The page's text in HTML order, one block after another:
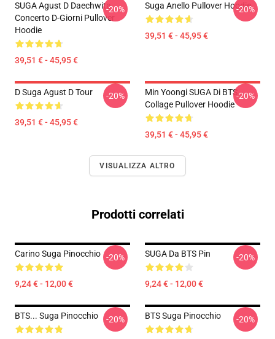
SUGA Agust D Daechwita
Concerto D-Giorni Pullover
Hoodie
39,51 € - 45,95 €
-20% Suga Anello Pullover Hoodie
39,51 € - 45,95 €
-20%
D Suga Agust D Tour
39,51 € - 45,95 €
-20%
Min Yoongi SUGA Di BTS
Collage Pullover Hoodie
39,51 € - 45,95 €
-20%
VISUALIZZA ALTRO
Prodotti correlati
Carino Suga Pinocchio
9,24 € - 12,00 €
-20% SUGA Da BTS Pin
9,24 € - 12,00 €
-20%
BTS... Suga Pinocchio -20% BTS Suga Pinocchio -20%